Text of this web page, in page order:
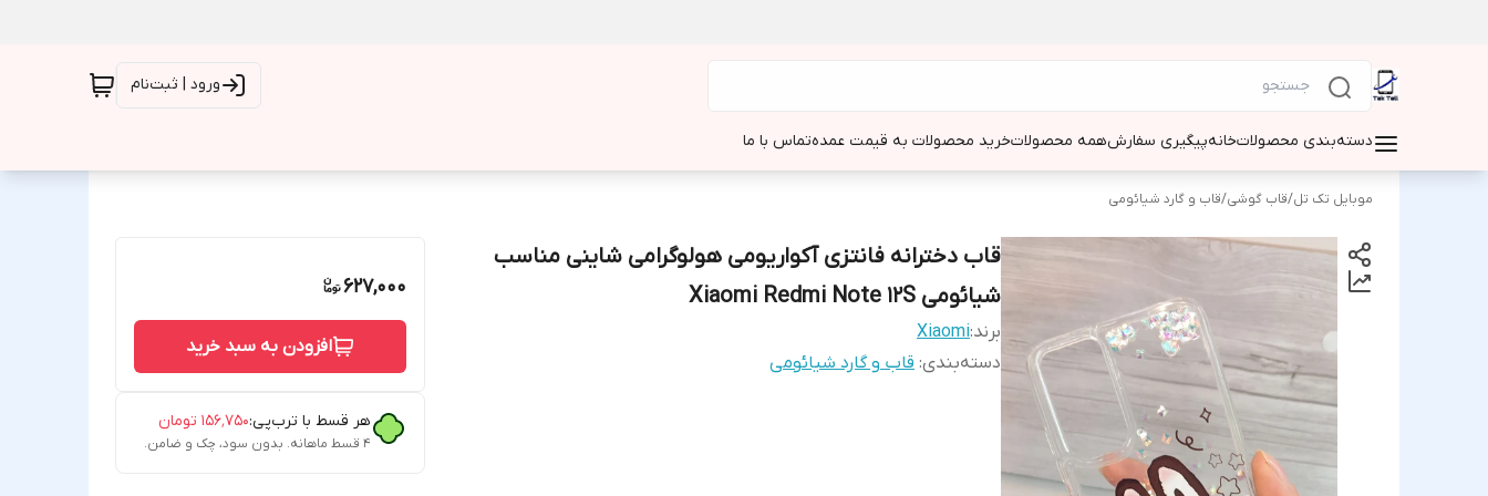
ورود | ثبت‌نام
دسته‌بندی محصولاتخانهپیگیری سفارشهمه محصولاتخرید محصولات به قیمت عمدهتماس با ما
موبایل تک تل/قاب گوشی/قاب و گارد شیائومی
قاب دخترانه فانتزی آکواریومی هولوگرامی شاینی مناسب
شیائومی Xiaomi Redmi Note 12S
برند:Xiaomi
دسته‌بندی: قاب و گارد شیائومی
627,000
افزودن به سبد خرید
هر قسط با ترب‌پی:۱۵۶٬۷۵۰ تومان
۴ قسط ماهانه. بدون سود، چک و ضامن.